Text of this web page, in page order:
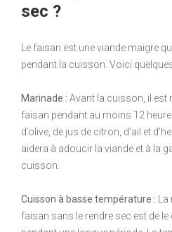
sec ?
Le faisan est une viande maigre
pendant la cuisson. Voici
Marinade : Avant la cuisson, il est
faisan pendant au moins 12
d’olive, de jus de citron, d’ail et
aidera à adoucir la viande et à la
cuisson.
Cuisson à basse température :
faisan sans le rendre sec est de